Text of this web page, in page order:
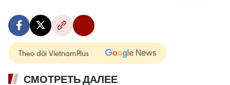
Theo dõi VietnamPlus
СМОТРЕТЬ ДАЛЕЕ